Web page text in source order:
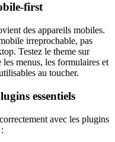
first
des appareils mobiles.
irreprochable, pas
Testez le theme sur
menus, les formulaires et
au toucher.
essentiels
avec les plugins